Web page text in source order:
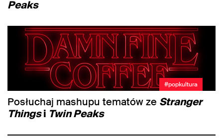
Peaks
#popkultura
Posłuchaj mashupu tematów ze Stranger
Thingsi Twin Peaks